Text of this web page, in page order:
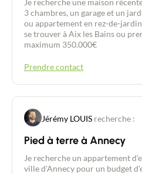
Je recherche une maison
3 chambres, un garage et un
ou appartement en rez-de-
se trouver à Aix les Bains ou
maximum 350.000€
Prendre contact
Jérémy LOUIS recherche :
Pied à terre à Annecy
Je recherche un appartement
ville d'Annecy pour un budget